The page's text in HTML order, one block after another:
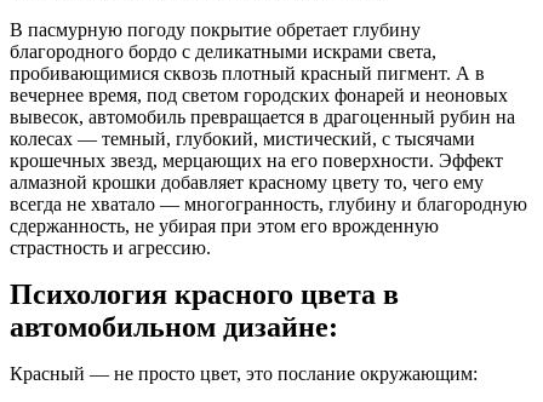
В пасмурную погоду покрытие обретает глубину
благородного бордо с деликатными искрами света,
пробивающимися сквозь плотный красный пигмент. А в
вечернее время, под светом городских фонарей и неоновых
вывесок, автомобиль превращается в драгоценный рубин на
колесах — темный, глубокий, мистический, с тысячами
крошечных звезд, мерцающих на его поверхности. Эффект
алмазной крошки добавляет красному цвету то, чего ему
всегда не хватало — многогранность, глубину и благородную
сдержанность, не убирая при этом его врожденную
страстность и агрессию.
Психология красного цвета в
автомобильном дизайне:
Красный — не просто цвет, это послание окружающим: